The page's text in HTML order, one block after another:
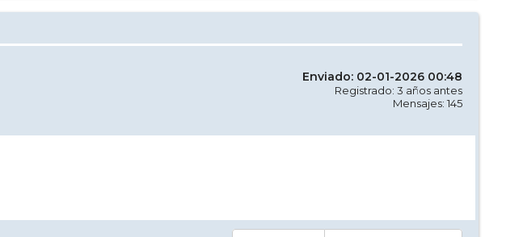
Enviado: 02-01-2026 00:48
Registrado: 3 años antes
Mensajes: 145